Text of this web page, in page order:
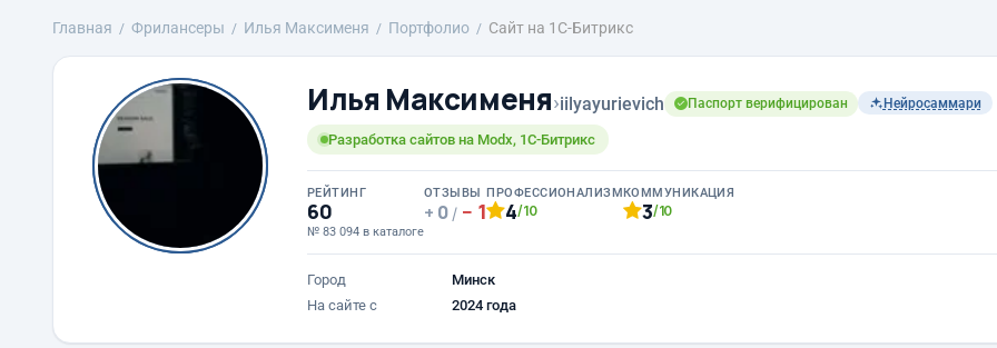
Главная Фрилансеры Илья Максименя Портфолио Сайт на 1С-Битрикс
Илья Максименя›iilyayurievich Паспорт верифицирован Нейросаммари
Разработка сайтов на Modx, 1C-Битрикс
РЕЙТИНГ
60
№ 83 094 в каталоге
ОТЗЫВЫ
0 / 1
ПРОФЕССИОНАЛИЗМ
4/10
КОММУНИКАЦИЯ
3/10
Город
Минск
На сайте с
2024 года